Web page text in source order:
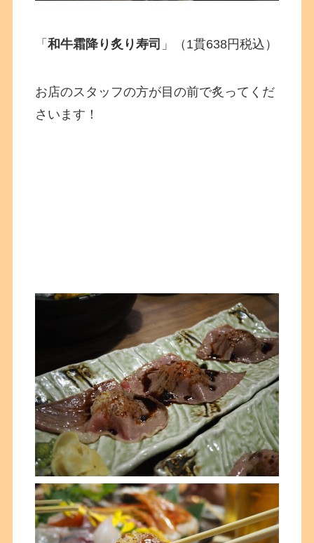
「和牛霜降り炙り寿司 」（1貫638円税込）
お店のスタッフの方が目の前で炙ってくだ
さいます！